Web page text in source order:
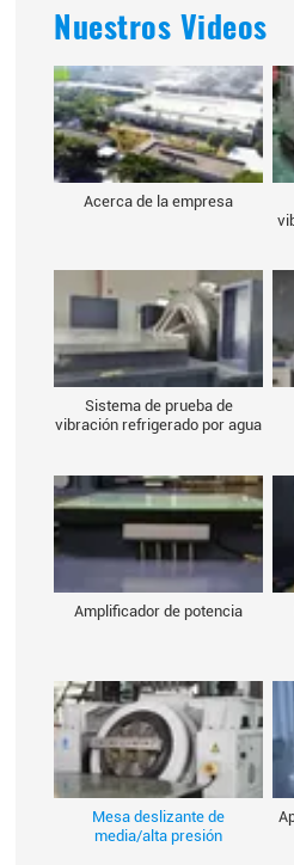
Nuestros Videos
Acerca de la empresa
Sistema de prueba de
vibración refrigerado por agua
Amplificador de potencia
Mesa deslizante de
media/alta presión